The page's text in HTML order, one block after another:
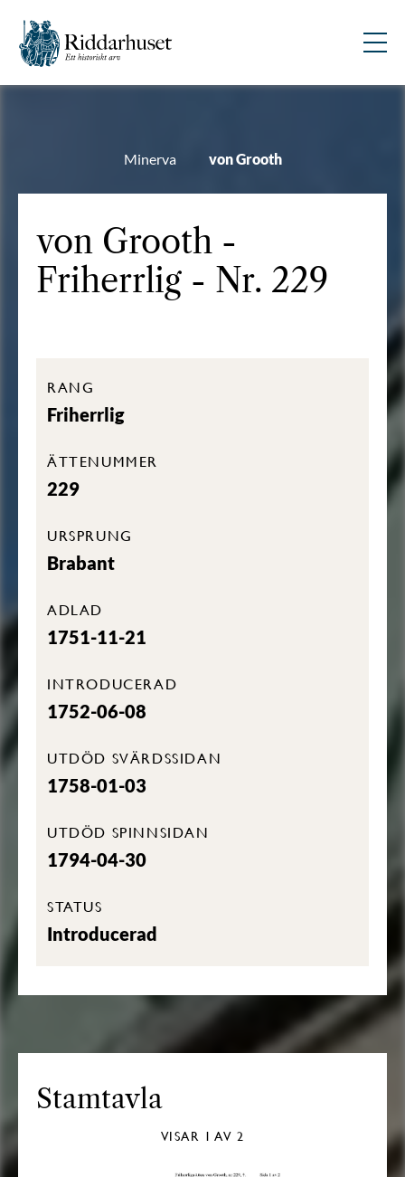
Minerva von Grooth
von Grooth -
Friherrlig - Nr. 229
RANG
Friherrlig
ÄTTENUMMER
229
URSPRUNG
Brabant
ADLAD
1751-11-21
INTRODUCERAD
1752-06-08
UTDÖD SVÄRDSSIDAN
1758-01-03
UTDÖD SPINNSIDAN
1794-04-30
STATUS
Introducerad
Stamtavla
VISAR 1 AV 2